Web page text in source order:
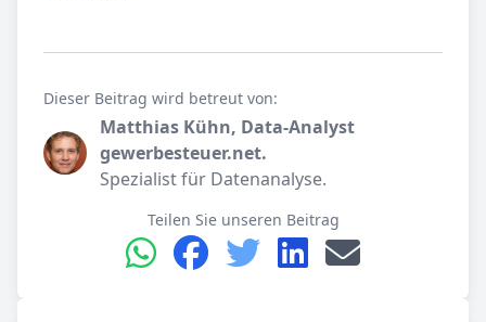
Dieser Beitrag wird betreut von:
Matthias Kühn, Data-Analyst
gewerbesteuer.net.
Spezialist für Datenanalyse.
Teilen Sie unseren Beitrag